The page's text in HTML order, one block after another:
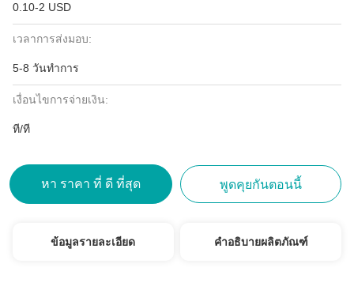
0.10-2 USD
เวลาการส่งมอบ:
5-8 วันทำการ
เงื่อนไขการจ่ายเงิน:
ที/ที
หา ราคา ที่ ดี ที่สุด พูดคุยกันตอนนี้
ข้อมูลรายละเอียด คำอธิบายผลิตภัณฑ์